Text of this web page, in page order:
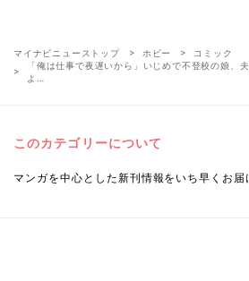
マイナビニューストップ ホビー
コミック
「俺は仕事で夜遅いから」いじめで不登校の娘、
よ…
このカテゴリーについて
マンガを中心とした新刊情報をいち早くお届